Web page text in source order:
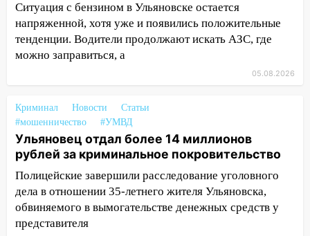
11:12
Соцсети: на Рябикова автомобиль
врезался в забор
10:27
Где есть бензин в Ульяновске
объявлена ракетная опасность
10:00 В Старомайнском районе утонул
51-летний мужчина
09:50 В Ульяновске черный коршун
застрял в тепловозе
09:44 Ульяновские спасатели помогли
Ситуация с бензином в Ульяновске остается
напряженной, хотя уже и появились положительные
тенденции. Водители продолжают искать АЗС, где
можно заправиться, а
05.08.2026
Криминал Новости
Статьи
#мошенничество
#УМВД
Ульяновец отдал более 14 миллионов
рублей за криминальное покровительство
Полицейские завершили расследование уголовного
дела в отношении 35-летнего жителя Ульяновска,
обвиняемого в вымогательстве денежных средств у
представителя